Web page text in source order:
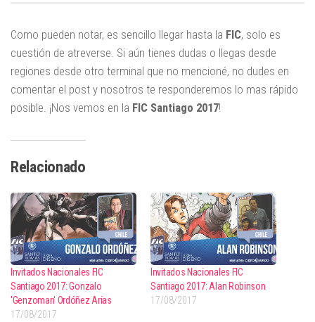
Como pueden notar, es sencillo llegar hasta la FIC, solo es
cuestión de atreverse. Si aún tienes dudas o llegas desde
regiones desde otro terminal que no mencioné, no dudes en
comentar el post y nosotros te responderemos lo mas rápido
posible. ¡Nos vemos en la FIC Santiago 2017!
Relacionado
Invitados Nacionales FIC
Santiago 2017: Gonzalo
'Genzoman' Ordóñez Arias
17/08/2017
Invitados Nacionales FIC
Santiago 2017: Alan Robinson
17/08/2017